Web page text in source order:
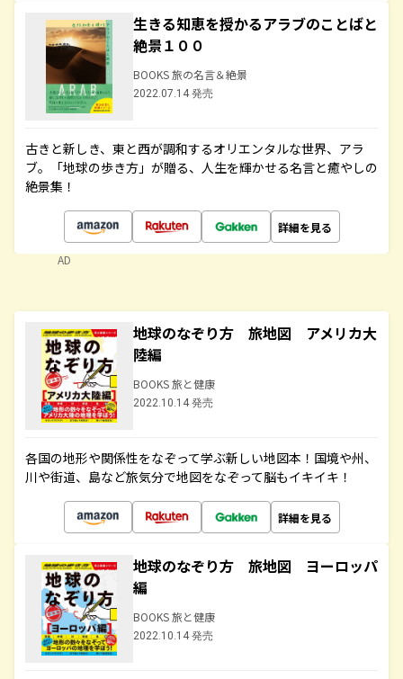
生きる知恵を授かるアラブのことばと
絶景１００
BOOKS 旅の名言＆絶景
2022.07.14 発売
古きと新しき、東と西が調和するオリエンタルな世界、アラ
ブ。「地球の歩き方」が贈る、人生を輝かせる名言と癒やしの
絶景集！
詳細を見る
AD
地球のなぞり方 旅地図 アメリカ大
陸編
BOOKS 旅と健康
2022.10.14 発売
各国の地形や関係性をなぞって学ぶ新しい地図本！国境や州、
川や街道、島など旅気分で地図をなぞって脳もイキイキ！
詳細を見る
地球のなぞり方 旅地図 ヨーロッパ
編
BOOKS 旅と健康
2022.10.14 発売